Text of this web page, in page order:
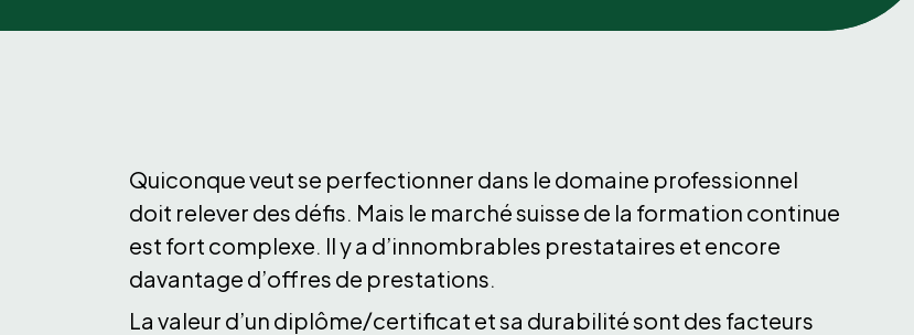
Quiconque veut se perfectionner dans le domaine professionnel
doit relever des défis. Mais le marché suisse de la formation continue
est fort complexe. Il y a d’innombrables prestataires et encore
davantage d’offres de prestations.
La valeur d’un diplôme/certificat et sa durabilité sont des facteurs